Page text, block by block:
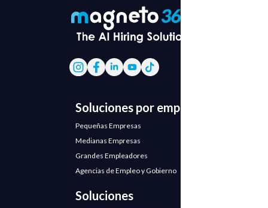
Soluciones por empresa
Pequeñas Empresas
Medianas Empresas
Grandes Empleadores
Agencias de Empleo y Gobierno
Soluciones